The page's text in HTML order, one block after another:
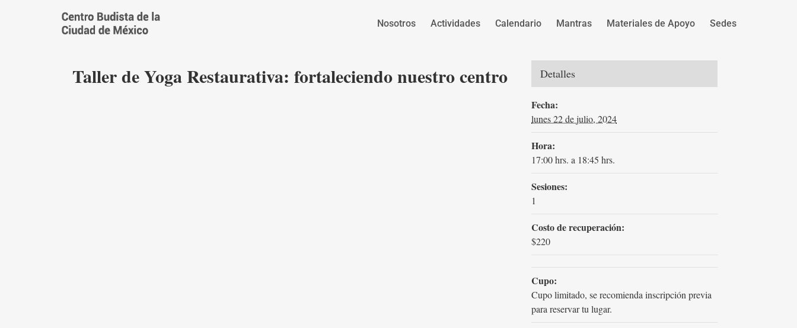
Nosotros Actividades Calendario Mantras Materiales de Apoyo Sedes
Taller de Yoga Restaurativa: fortaleciendo nuestro centro Detalles
Fecha:
lunes 22 de julio, 2024
Hora:
17:00 hrs. a 18:45 hrs.
Sesiones:
1
Costo de recuperación:
$220
Cupo:
Cupo limitado, se recomienda inscripción previa
para reservar tu lugar.